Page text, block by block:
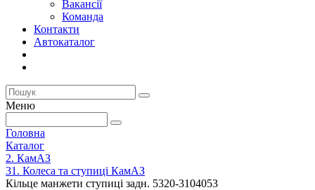
Вакансії
Команда
Контакти
Автокаталог
Меню
Головна
Каталог
2. КамАЗ
31. Колеса та ступиці КамАЗ
Кільце манжети ступиці задн. 5320-3104053